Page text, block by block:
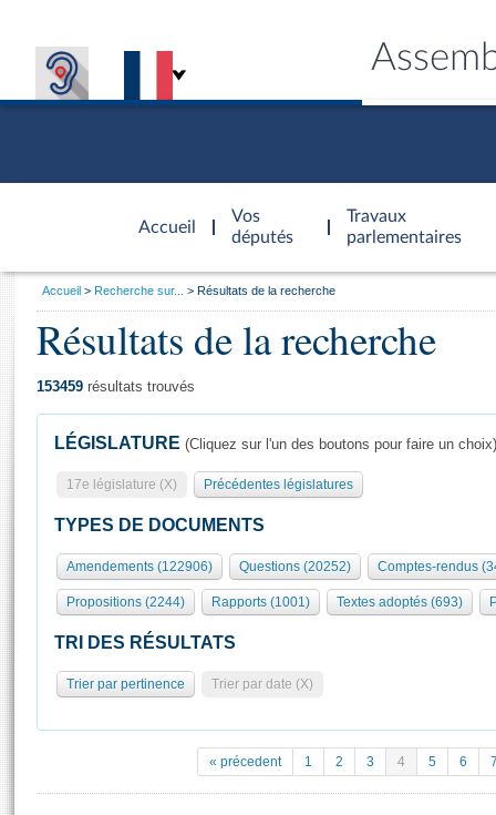
Accueil
d'accueil
Vos
députés
Travaux
parlementaires
Présidence
577 députés
Groupes politiques
Séance publique
Commissions et autres organes
Europe et International
Pétitions
Général
Rôle et pouvoirs de l'Assemblée
Organisation de l'Assemblée
Présidence Conférence des Présidents Bureau Collège des
Statistiques et chiffres clés
Documents de référence
( Constitution | Règlement de l'Assemblée ... )
Visiter l'Assemblée
Visite virtuelle du palais Bourbon
Assister à une séance
Vous
Accueil Recherche sur... Résultats de la recherche
Résultats de la recherche
153459 résultats trouvés
LÉGISLATURE (Cliquez sur l'un des boutons pour faire un choix)
17e législature (X) Précédentes législatures
TYPES DE DOCUMENTS
Amendements (122906) Questions (20252) Comptes-rendus
Propositions (2244) Rapports (1001) Textes adoptés (693)
TRI DES RÉSULTATS
Trier par pertinence Trier par date (X)
« précedent 1 2 3 4 5 6